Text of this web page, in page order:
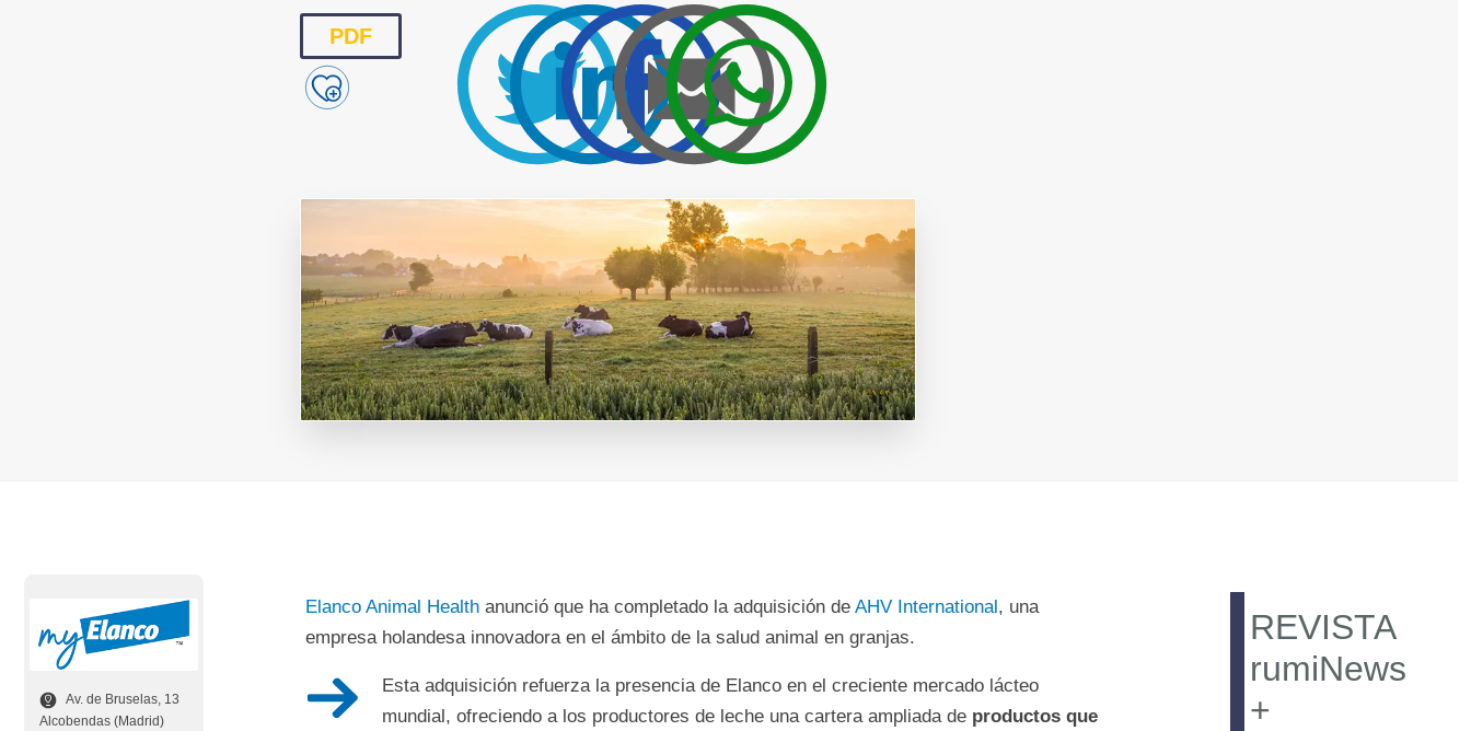
Manejo y Bienestar
Patología
Publicidad y
colaboraciones
Contactar
rumiNews
PDF
Av. de Bruselas, 13
Alcobendas (Madrid)
Elanco Animal Healthanunció que ha completado la adquisición de AHV International, una
empresa holandesa innovadora en el ámbito de la salud animal en granjas.
Esta adquisición refuerza la presencia de Elanco en el creciente mercado lácteo
mundial, ofreciendo a los productores de leche una cartera ampliada de productos que
REVISTA
rumiNews
+